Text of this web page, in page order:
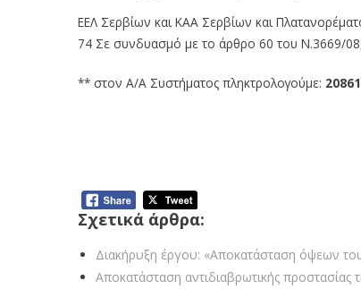
ΕΕΛ Σερβίων και ΚΑΑ Σερβίων και
74 Σε συνδυασμό με το άρθρο 60 του Ν.3669/
** στον Α/Α Συστήματος πληκτρολογούμε:
Σχετικά άρθρα:
Διακήρυξη έργου: «Αποκατάσταση όψεων
Αποκατάσταση αντιδιαβρωτικής